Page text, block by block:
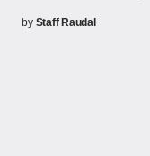
by Staff Raudal